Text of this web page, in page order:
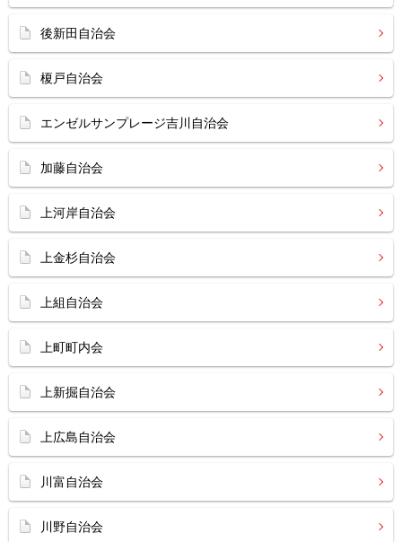
後新田自治会
榎戸自治会
エンゼルサンプレージ吉川自治会
加藤自治会
上河岸自治会
上金杉自治会
上組自治会
上町町内会
上新掘自治会
上広島自治会
川富自治会
川野自治会